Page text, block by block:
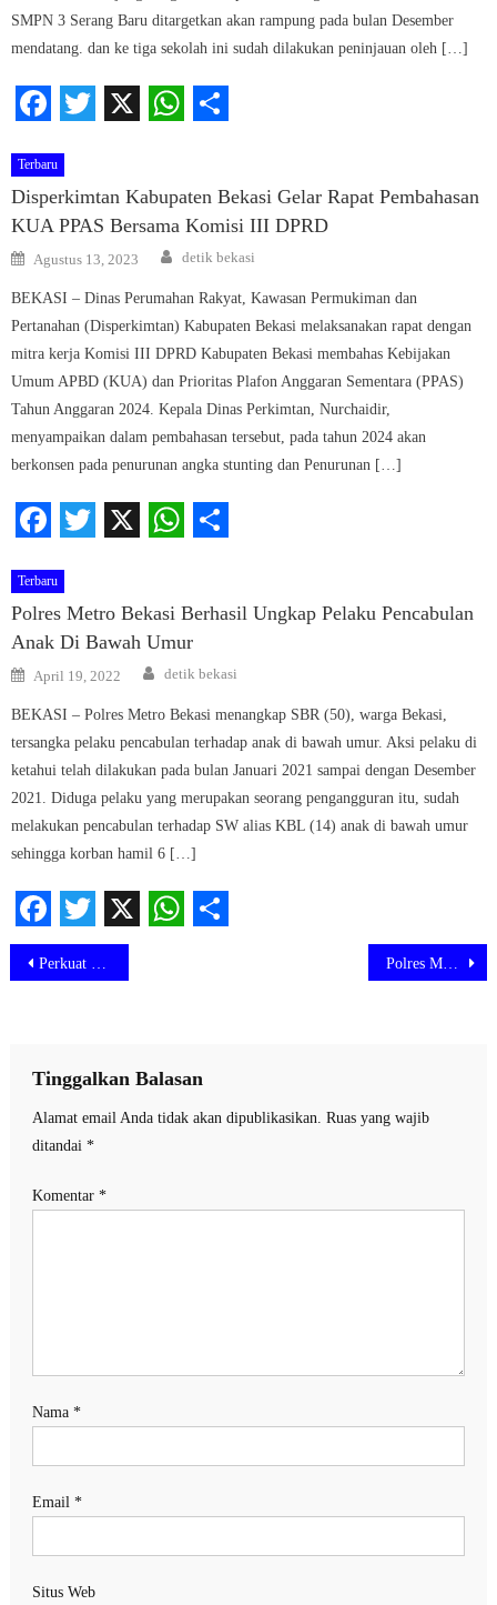
SMPN 3 Serang Baru ditargetkan akan rampung pada bulan Desember
mendatang. dan ke tiga sekolah ini sudah dilakukan peninjauan oleh […]
Terbaru
Disperkimtan Kabupaten Bekasi Gelar Rapat Pembahasan
KUA PPAS Bersama Komisi III DPRD
Posted
on
Agustus 13, 2023 Author
detik bekasi
BEKASI – Dinas Perumahan Rakyat, Kawasan Permukiman dan
Pertanahan (Disperkimtan) Kabupaten Bekasi melaksanakan rapat dengan
mitra kerja Komisi III DPRD Kabupaten Bekasi membahas Kebijakan
Umum APBD (KUA) dan Prioritas Plafon Anggaran Sementara (PPAS)
Tahun Anggaran 2024. Kepala Dinas Perkimtan, Nurchaidir,
menyampaikan dalam pembahasan tersebut, pada tahun 2024 akan
berkonsen pada penurunan angka stunting dan Penurunan […]
Terbaru
Polres Metro Bekasi Berhasil Ungkap Pelaku Pencabulan
Anak Di Bawah Umur
Posted
on
April 19, 2022 Author
detik bekasi
BEKASI – Polres Metro Bekasi menangkap SBR (50), warga Bekasi,
tersangka pelaku pencabulan terhadap anak di bawah umur. Aksi pelaku di
ketahui telah dilakukan pada bulan Januari 2021 sampai dengan Desember
2021. Diduga pelaku yang merupakan seorang pengangguran itu, sudah
melakukan pencabulan terhadap SW alias KBL (14) anak di bawah umur
sehingga korban hamil 6 […]
Facebook
Twitter
X
Navigasi
pos
Perkuat Kerukunan Bangsa, Brimob Cikarang Silaturahmi dengan Aliansi Ormas Bekasi Polres Metro Bekasi Gelar Apel (OKJ) Operasi Kejahatan Jalanan di Tarumajaya
Tinggalkan Balasan
Alamat email Anda tidak akan dipublikasikan. Ruas yang wajib
ditandai *
Komentar *
Nama *
Email *
Situs Web